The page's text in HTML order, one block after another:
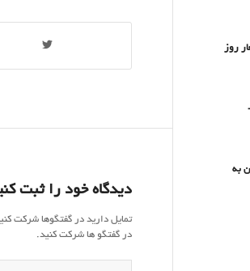
دیدگاه خود را ثبت
تمایل دارید در گفتگوها شرکت
در گفتگو ها شرکت کنید.
روز
به